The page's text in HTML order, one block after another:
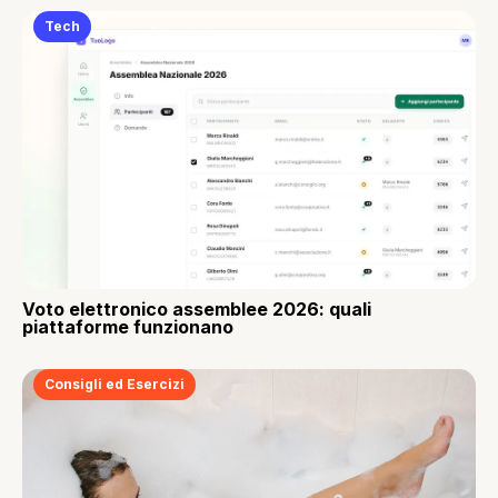
Tech
Voto elettronico assemblee 2026: quali
piattaforme funzionano
Consigli ed Esercizi